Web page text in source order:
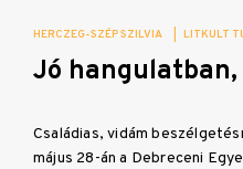
HERCZEG-SZÉP SZILVIA LITKULT
Jó
Családias, vidám
május 28-án a Debreceni